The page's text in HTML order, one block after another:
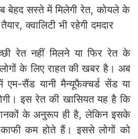
रेत नहीं मिलने या फिर रेत के
के लिए राहत की खबर है। अब
एम-सैंड यानी मैन्यूफैक्चर्ड सेंड या
इस रेत की खासियत यह है कि
मानकों के अनुरूप ही है, लेकिन इसके
कम होते हैं। इससे लोगों को